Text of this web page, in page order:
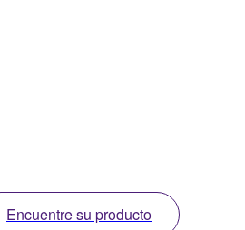
Encuentre su producto